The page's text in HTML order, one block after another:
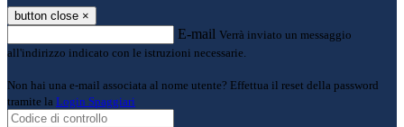
button close ×
E-mail Verrà inviato un messaggio
all'indirizzo indicato con le istruzioni necessarie.
Non hai una e-mail associata al nome utente? Effettua il reset della password
tramite la Login Spaggiari